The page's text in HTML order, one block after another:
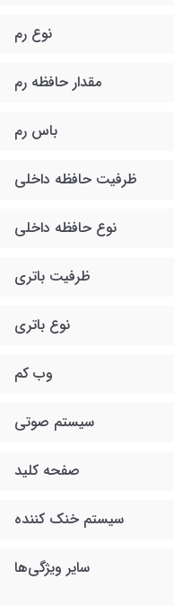
نوع رم
مقدار حافظه رم
باس رم
ظرفیت حافظه داخلی
نوع حافظه داخلی
ظرفیت باتری
نوع باتری
وب کم
سیستم صوتی
صفحه کلید
سیستم خنک کننده
سایر ویژگی‌ها